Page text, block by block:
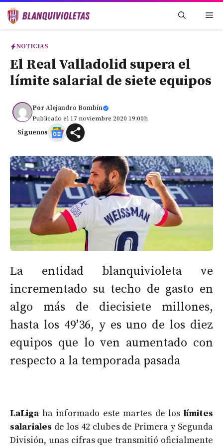
Saltar
NOTICIAS
El Real Valladolid supera el
límite salarial de siete equipos
Por Alejandro Bombín
Publicado el 17 noviembre 2020 19:00h
Síguenos
La entidad blanquivioleta ve
incrementado su techo de gasto en
algo más de diecisiete millones,
hasta los 49’36, y es uno de los diez
equipos que lo ven aumentado con
respecto a la temporada pasada
LaLiga ha informado este martes de los límites
salariales de los 42 clubes de Primera y Segunda
División, unas cifras que transmitió oficialmente